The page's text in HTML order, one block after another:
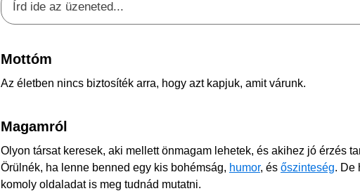
Mottóm
Az életben nincs biztosíték arra, hogy azt kapjuk, amit várunk.
Magamról
Olyon társat keresek, aki mellett önmagam lehetek, és akihez jó érzés
Örülnék, ha lenne benned egy kis bohémság, humor, és őszinteség. De
komoly oldaladat is meg tudnád mutatni.